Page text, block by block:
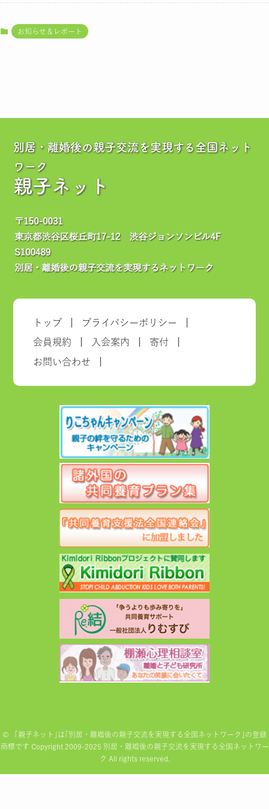
お知らせ＆レポート
別居・離婚後の親子交流を実現する全国ネット
ワーク
親子ネット
トップ プライバシーポリシー
会員規約 入会案内 寄付
お問い合わせ
© 「親子ネット｣は｢別居・離婚後の親子交流を実現する全国ネットワーク｣の登録
商標です Copyright 2009-2025 別居・離婚後の親子交流を実現する全国ネットワー
ク All rights reserved.